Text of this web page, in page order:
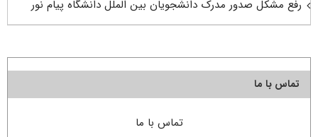
رفع مشکل صدور مدرک دانشجویان بین الملل دانشگاه پیام نور
تماس با ما
تماس با ما